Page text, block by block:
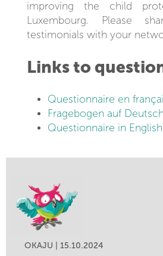
improving the child
Luxembourg. Please
testimonials with your
Links to
Questionnaire en
Fragebogen auf Deutsch
Questionnaire in English
OKAJU | 15.10.2024